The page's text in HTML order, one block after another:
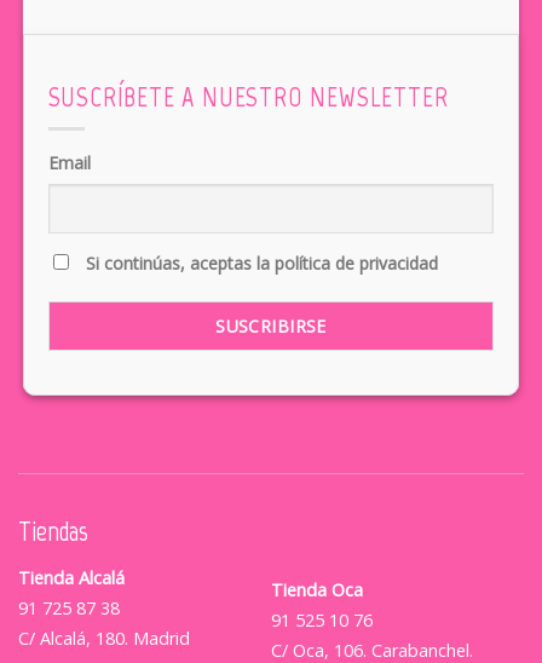
SUSCRÍBETE A NUESTRO NEWSLETTER
Email
Si continúas, aceptas la política de privacidad
Tiendas
Tienda Alcalá
91 725 87 38
C/ Alcalá, 180. Madrid
Tienda Oca
91 525 10 76
C/ Oca, 106. Carabanchel.